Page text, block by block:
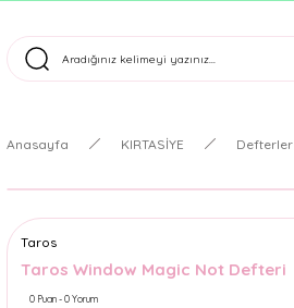
Tüm Siparişler Aynı Gün
Anasayfa KIRTASİYE Defterler
Taros
Taros Window Magic Not Defteri
0 Puan - 0 Yorum